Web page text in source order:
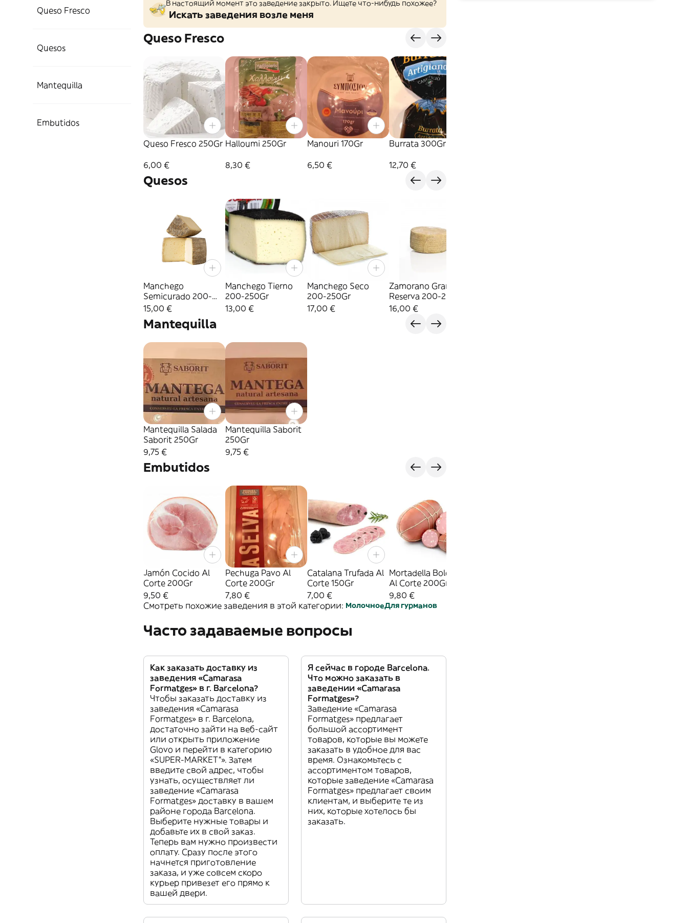
Queso Fresco
Quesos
Mantequilla
Embutidos
В настоящий момент это заведение закрыто. Ищете что-нибудь похожее?
Искать заведения возле меня
Queso Fresco
Queso Fresco 250Gr
6,00 €
Halloumi 250Gr
8,30 €
Manouri 170Gr
6,50 €
Burrata 300Gr
12,70 €
Quesos
Manchego
Semicurado 200-
250Gr
15,00 €
Manchego Tierno
200-250Gr
13,00 €
Manchego Seco
200-250Gr
17,00 €
Zamorano Gran
Reserva 200-250Gr
16,00 €
Mantequilla
Mantequilla Salada
Saborit 250Gr
9,75 €
Mantequilla Saborit
250Gr
9,75 €
Embutidos
Jamón Cocido Al
Corte 200Gr
9,50 €
Pechuga Pavo Al
Corte 200Gr
7,80 €
Catalana Trufada Al
Corte 150Gr
7,00 €
Mortadella Bologna
Al Corte 200Gr
9,80 €
Смотреть похожие заведения в этой категории: МолочноеДля гурманов
Часто задаваемые вопросы
Как заказать доставку из
заведения «Camarasa
Formatges» в г. Barcelona?
Чтобы заказать доставку из
заведения «Camarasa
Formatges» в г. Barcelona,
достаточно зайти на веб-сайт
или открыть приложение
Glovo и перейти в категорию
«SUPER-MARKET”». Затем
введите свой адрес, чтобы
узнать, осуществляет ли
заведение «Camarasa
Formatges» доставку в вашем
районе города Barcelona.
Выберите нужные товары и
добавьте их в свой заказ.
Теперь вам нужно произвести
оплату. Сразу после этого
начнется приготовление
заказа, и уже совсем скоро
курьер привезет его прямо к
вашей двери.
Я сейчас в городе Barcelona.
Что можно заказать в
заведении «Camarasa
Formatges»?
Заведение «Camarasa
Formatges» предлагает
большой ассортимент
товаров, которые вы можете
заказать в удобное для вас
время. Ознакомьтесь с
ассортиментом товаров,
которые заведение «Camarasa
Formatges» предлагает своим
клиентам, и выберите те из
них, которые хотелось бы
заказать.